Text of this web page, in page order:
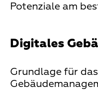
Potenziale am
Digitales
Grundlage für